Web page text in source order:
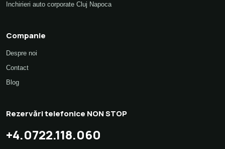
Inchirieri auto corporate Cluj Napoca
Companie
Despre noi
Contact
Blog
Rezervări telefonice NON STOP
+4.0722.118.060